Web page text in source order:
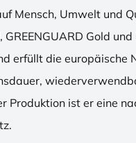
Mensch, Umwelt und
GREENGUARD Gold
erfüllt die europäische
Produktion ist er eine